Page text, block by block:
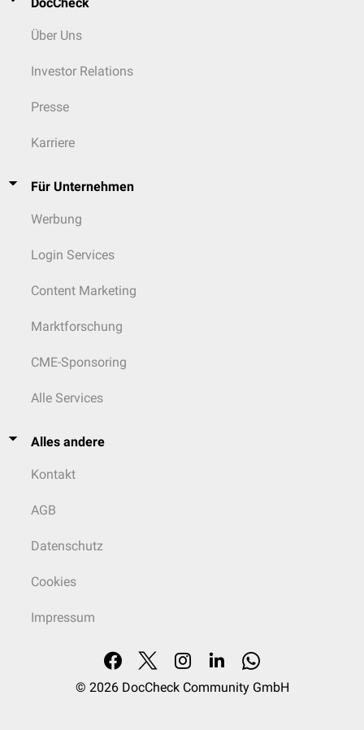
Über Uns
Investor Relations
Presse
Karriere
Für Unternehmen
Werbung
Login Services
Content Marketing
Marktforschung
CME-Sponsoring
Alle Services
Alles andere
Kontakt
AGB
Datenschutz
Cookies
Impressum
© 2026 DocCheck Community GmbH